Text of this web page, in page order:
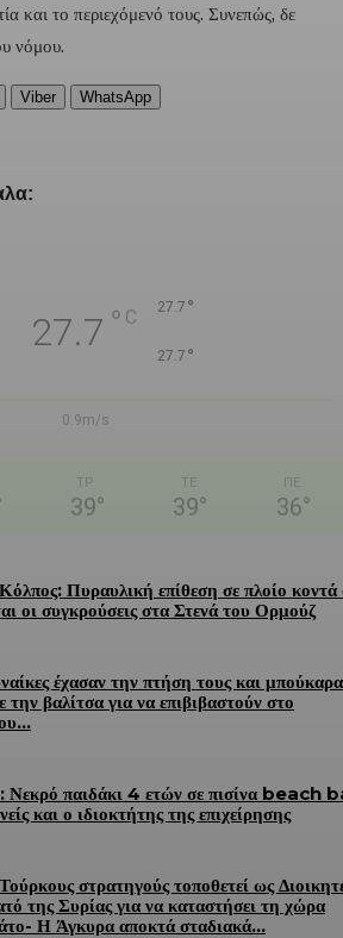
και το περιεχόμενό τους. Συνεπώς, δε
νόμου.
Viber WhatsApp
27.7 ° C 27.7 °
27.7 °
0.9m/s
ΤΡ
39°
ΤΕ
39°
ΠΕ
36°
Πυραυλική επίθεση σε πλοίο κοντά
οι συγκρούσεις στα Στενά του Ορμούζ
έχασαν την πτήση τους και
βαλίτσα για να επιβιβαστούν στο
Νεκρό παιδάκι 4 ετών σε πισίνα beach
και ο ιδιοκτήτης της επιχείρησης
στρατηγούς τοποθετεί ως
της Συρίας για να καταστήσει τη χώρα
Η Άγκυρα αποκτά σταδιακά...